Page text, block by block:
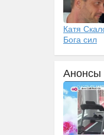
Катя
Бога сил